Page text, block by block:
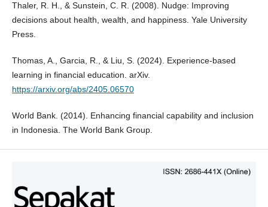
Thaler, R. H., & Sunstein, C. R. (2008). Nudge: Improving
decisions about health, wealth, and happiness. Yale University
Press.
Thomas, A., Garcia, R., & Liu, S. (2024). Experience-based
learning in financial education. arXiv.
https://arxiv.org/abs/2405.06570
World Bank. (2014). Enhancing financial capability and inclusion
in Indonesia. The World Bank Group.